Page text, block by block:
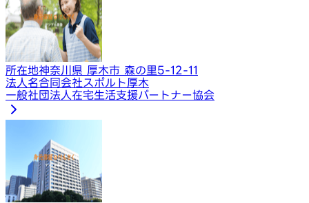
所在地神奈川県 厚木市 森の里5-12-11
法人名合同会社スポルト厚木
一般社団法人在宅生活支援パートナー協会